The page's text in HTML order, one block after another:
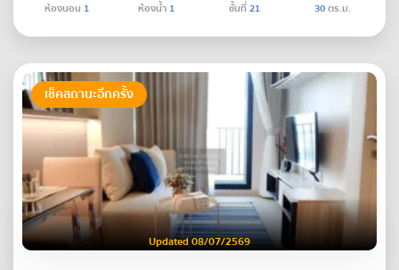
ห้องนอน 1 ห้องน้ำ 1 ชั้นที่21 30ตร.ม.
เช็คสถานะอีกครั้ง
Updated 08/07/2569